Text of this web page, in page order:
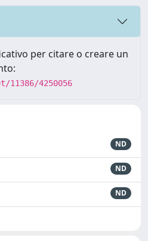
per citare o creare un
4250056
ND
ND
ND